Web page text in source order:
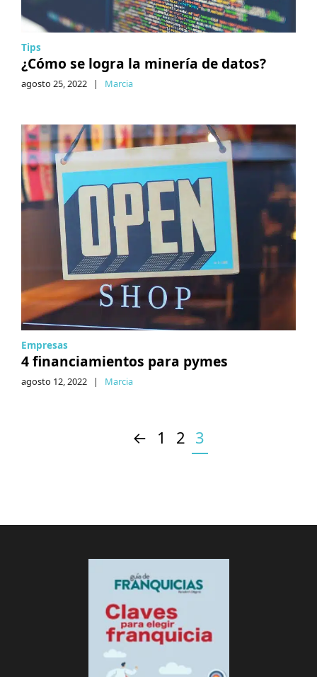
Tips
¿Cómo se logra la minería de datos?
agosto 25, 2022 | Marcia
Empresas
4 financiamientos para pymes
agosto 12, 2022 | Marcia
← 1 2 3